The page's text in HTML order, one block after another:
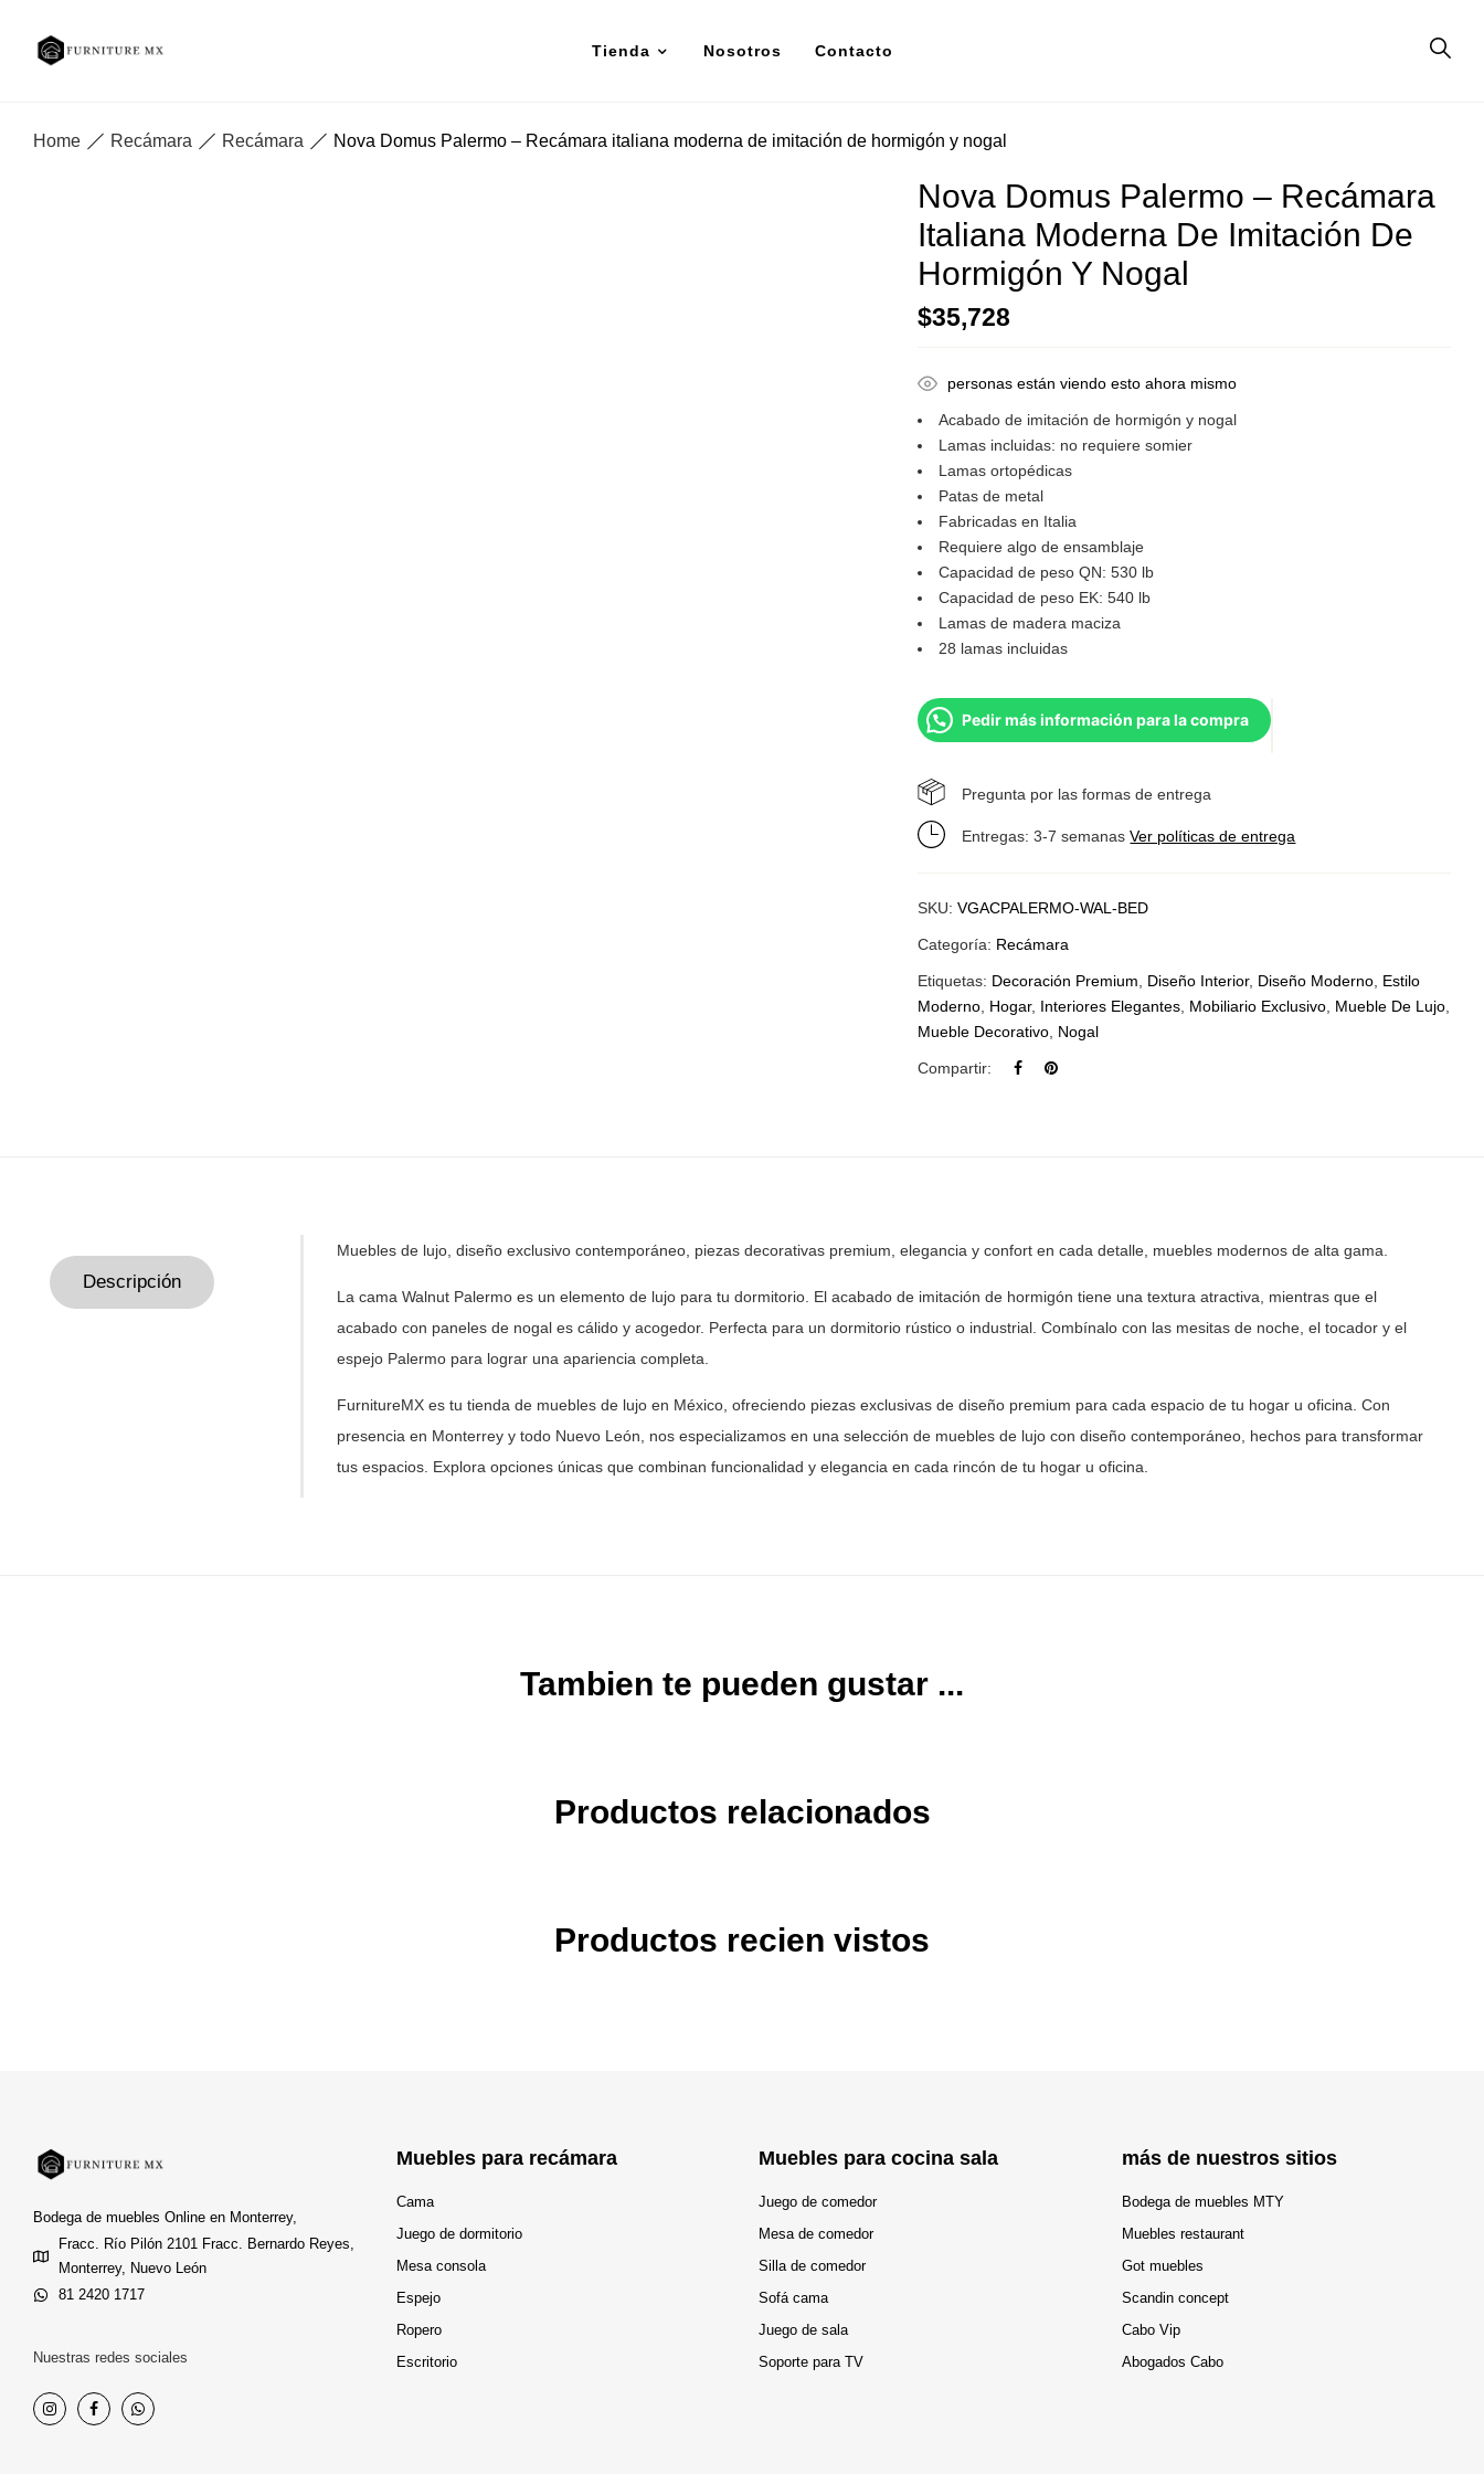
Tienda Nosotros Contacto
Home Recámara Recámara Nova Domus Palermo – Recámara italiana moderna de imitación de hormigón y nogal
Nova Domus Palermo – Recámara
Italiana Moderna De Imitación De
Hormigón Y Nogal
$35,728
personas están viendo esto ahora mismo
Acabado de imitación de hormigón y nogal
Lamas incluidas: no requiere somier
Lamas ortopédicas
Patas de metal
Fabricadas en Italia
Requiere algo de ensamblaje
Capacidad de peso QN: 530 lb
Capacidad de peso EK: 540 lb
Lamas de madera maciza
28 lamas incluidas
Pedir más información para la compra
Pregunta por las formas de entrega
Entregas: 3-7 semanasVer políticas de entrega
SKU:VGACPALERMO-WAL-BED
Categoría: Recámara
Etiquetas: Decoración Premium Diseño Interior, Diseño Moderno Estilo
Moderno Hogar, Interiores Elegantes Mobiliario Exclusivo Mueble De Lujo
Mueble Decorativo Nogal
Compartir:
Descripción
Muebles de lujo, diseño exclusivo contemporáneo, piezas decorativas premium, elegancia y confort en cada detalle, muebles modernos de alta gama.
La cama Walnut Palermo es un elemento de lujo para tu dormitorio. El acabado de imitación de hormigón tiene una textura atractiva, mientras que el
acabado con paneles de nogal es cálido y acogedor. Perfecta para un dormitorio rústico o industrial. Combínalo con las mesitas de noche, el tocador y el
espejo Palermo para lograr una apariencia completa.
FurnitureMX es tu tienda de muebles de lujo en México, ofreciendo piezas exclusivas de diseño premium para cada espacio de tu hogar u oficina. Con
presencia en Monterrey y todo Nuevo León, nos especializamos en una selección de muebles de lujo con diseño contemporáneo, hechos para transformar
tus espacios. Explora opciones únicas que combinan funcionalidad y elegancia en cada rincón de tu hogar u oficina.
Tambien te pueden gustar ...
Productos relacionados
Productos recien vistos
Bodega de muebles Online en Monterrey,
Fracc. Río Pilón 2101 Fracc. Bernardo Reyes,
Monterrey, Nuevo León
81 2420 1717
Nuestras redes sociales
Muebles para recámara
Cama
Juego de dormitorio
Mesa consola
Espejo
Ropero
Escritorio
Muebles para cocina sala
Juego de comedor
Mesa de comedor
Silla de comedor
Sofá cama
Juego de sala
Soporte para TV
más de nuestros sitios
Bodega de muebles MTY
Muebles restaurant
Got muebles
Scandin concept
Cabo Vip
Abogados Cabo